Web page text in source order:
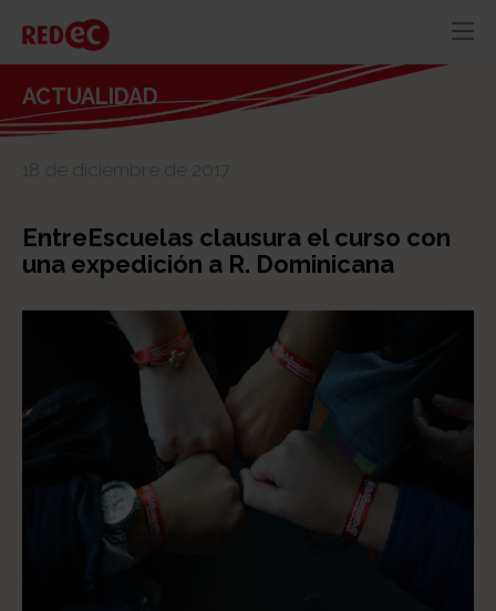
RECURSOS
CONTACTO
ACTUALIDAD
18 de diciembre de 2017
EntreEscuelas clausura el curso con
una expedición a R. Dominicana